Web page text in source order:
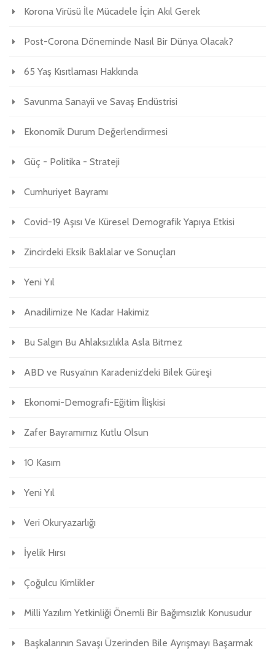
Korona Virüsü İle Mücadele İçin Akıl Gerek
Post-Corona Döneminde Nasıl Bir Dünya Olacak?
65 Yaş Kısıtlaması Hakkında
Savunma Sanayii ve Savaş Endüstrisi
Ekonomik Durum Değerlendirmesi
Güç - Politika - Strateji
Cumhuriyet Bayramı
Covid-19 Aşısı Ve Küresel Demografik Yapıya Etkisi
Zincirdeki Eksik Baklalar ve Sonuçları
Yeni Yıl
Anadilimize Ne Kadar Hakimiz
Bu Salgın Bu Ahlaksızlıkla Asla Bitmez
ABD ve Rusya’nın Karadeniz’deki Bilek Güreşi
Ekonomi-Demografi-Eğitim İlişkisi
Zafer Bayramımız Kutlu Olsun
10 Kasım
Yeni Yıl
Veri Okuryazarlığı
İyelik Hırsı
Çoğulcu Kimlikler
Milli Yazılım Yetkinliği Önemli Bir Bağımsızlık Konusudur
Başkalarının Savaşı Üzerinden Bile Ayrışmayı Başarmak